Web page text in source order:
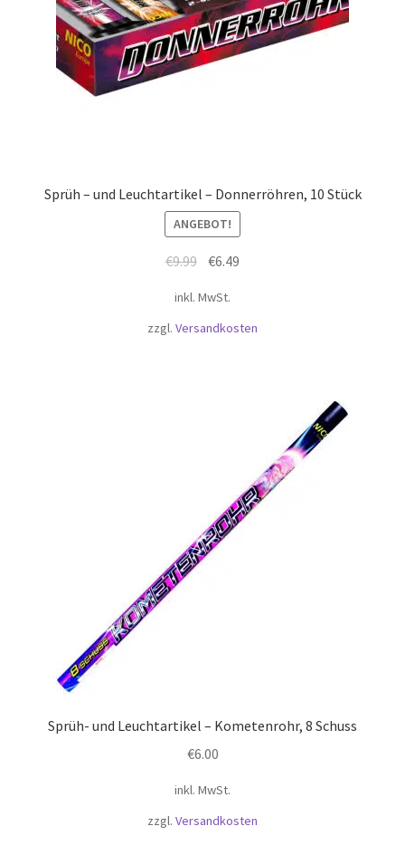
Sprüh – und Leuchtartikel – Donnerröhren, 10 Stück
ANGEBOT!
€9.99 Ursprünglicher
war:
€9.99
€6.49
€6.49.
inkl. MwSt.
zzgl. Versandkosten
Sprüh- und Leuchtartikel – Kometenrohr, 8 Schuss
€6.00
inkl. MwSt.
zzgl. Versandkosten